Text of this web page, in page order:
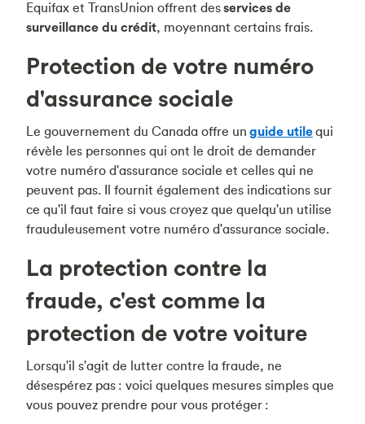
Equifax et TransUnion offrent desservices de
surveillance du crédit, moyennant certains frais.
Protection de votre numéro
d'assurance sociale
Le gouvernement du Canada offre un guide utilequi
révèle les personnes qui ont le droit de demander
votre numéro d'assurance sociale et celles qui ne
peuvent pas. Il fournit également des indications sur
ce qu'il faut faire si vous croyez que quelqu'un utilise
frauduleusement votre numéro d'assurance sociale.
La protection contre la
fraude, c'est comme la
protection de votre voiture
Lorsqu'il s'agit de lutter contre la fraude, ne
désespérez pas : voici quelques mesures simples que
vous pouvez prendre pour vous protéger :